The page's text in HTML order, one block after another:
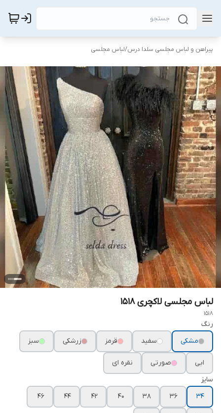
پیراهن و لباس مجلسی سلدا درس/لباس مجلسی
لباس مجلسی لاکچری ۱۵۱۸
1518
رنگ
مشکی
سفید قرمز زرشکی سبز
ابی صورتی
نقره ای
سایز
۳۴
۳۶ ۳۸ ۴۰ ۴۲ ۴۴ ۴۶